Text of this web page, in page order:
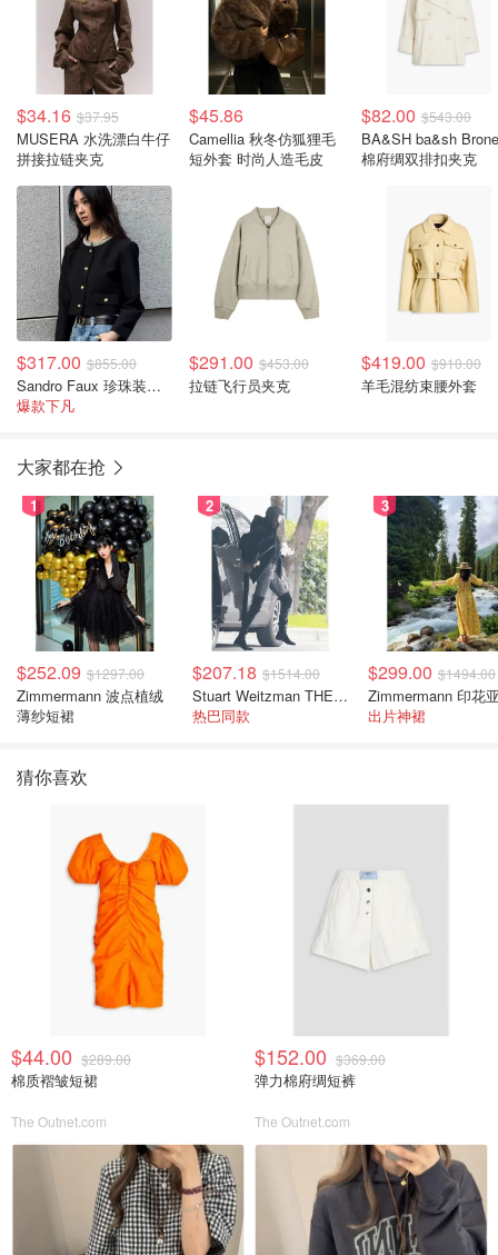
$34.16 $37.95
MUSERA 水洗漂白牛仔
拼接拉链夹克
$45.86
Camellia 秋冬仿狐狸毛
短外套 时尚人造毛皮
$82.00 $543.00
BA&SH ba&sh Brone
棉府绸双排扣夹克
$317.00 $855.00
Sandro Faux 珍珠装饰夹克
爆款下凡
$291.00 $453.00
拉链飞行员夹克
$419.00 $910.00
羊毛混纺束腰外套
大家都在抢
1
$252.09 $1297.00
Zimmermann 波点植绒
薄纱短裙
2
$207.18 $1514.00
Stuart Weitzman THE OUTNET 麂皮过膝靴 黑色
热巴同款
3
$299.00 $1494.00
出片神裙
猜你喜欢
$44.00 $289.00
棉质褶皱短裙
The Outnet.com
$152.00 $369.00
弹力棉府绸短裤
The Outnet.com